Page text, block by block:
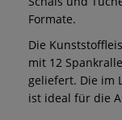
Formate.
Die
mit 12
geliefert. Die im
ist ideal für die